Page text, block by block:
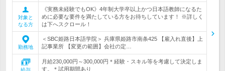
対象と
なる方
《実務未経験でもOK》4年制大学卒以上かつ日本語教師になるた
めに必要な要件を満たしている方をお待ちしています！ ※詳しく
は下へスクロール！
勤務地
＜SBC姫路日本語学院＞ 兵庫県姫路市南条425 【雇入れ直後】上
記事業所 【変更の範囲】会社の定…
給与
月給230,000円～300,000円＊経験・スキル等を考慮して決定しま
す。＊試用期間あり